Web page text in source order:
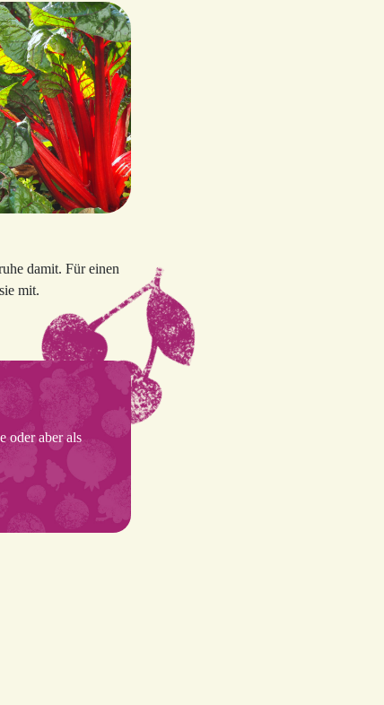
damit. Für einen
mit.
oder aber als